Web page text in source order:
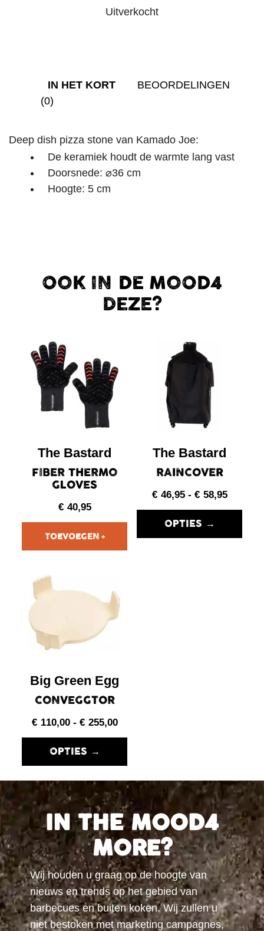
Uitverkocht
IN HET KORT
BEOORDELINGEN
(0)
Deep dish pizza stone van Kamado Joe:
De keramiek houdt de warmte lang vast
Doorsnede: ⌀36 cm
Hoogte: 5 cm
OOK IN DE MOOD4
DEZE?
The Bastard
FIBER THERMO
GLOVES
€ 40,95
The Bastard
RAINCOVER
€ 46,95 - € 58,95
OPTIES →
Big Green Egg
CONVEGGTOR
€ 110,00 - € 255,00
OPTIES →
IN THE MOOD4
MORE?
Wij houden u graag op de hoogte van
nieuws en trends op het gebied van
barbecues en buiten koken. Wij zullen u
niet bestoken met marketing campagnes,